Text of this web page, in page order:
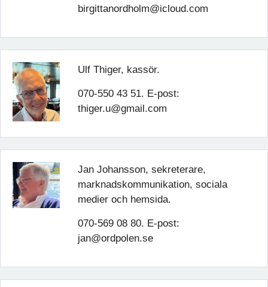
birgittanordholm@icloud.com
Ulf Thiger, kassör.
070-550 43 51. E-post:
thiger.u@gmail.com
Jan Johansson, sekreterare,
marknadskommunikation, sociala
medier och hemsida.
070-569 08 80. E-post:
jan@ordpolen.se